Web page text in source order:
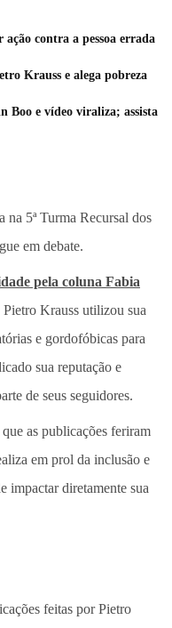
contra a pessoa errada
Krauss e alega pobreza
Boo e vídeo viraliza; assista
5ª Turma Recursal dos
em debate.
pela coluna Fabia
Krauss utilizou sua
e gordofóbicas para
sua reputação e
de seus seguidores.
as publicações feriram
em prol da inclusão e
impactar diretamente sua
feitas por Pietro